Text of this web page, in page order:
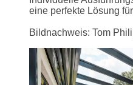
eine perfekte Lösung
Bildnachweis: Tom